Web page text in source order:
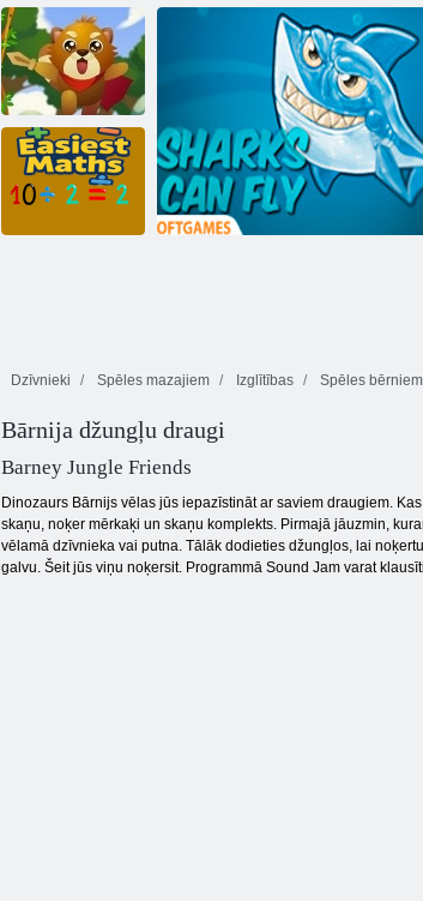
Offroad Crash
Climb
Leap Frog
Vāvere Hero
Dzīvnieki Spēles mazajiem Izglītības Spēles bērniem
Bārnija džungļu draugi
Barney Jungle Friends
Dinozaurs Bārnijs vēlas jūs iepazīstināt ar saviem draugiem.
skaņu, noķer mērkaķi un skaņu komplekts. Pirmajā jāuzmin,
vēlamā dzīvnieka vai putna. Tālāk dodieties džungļos, lai
galvu. Šeit jūs viņu noķersit. Programmā Sound Jam varat